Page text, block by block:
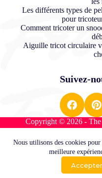
Nous utilisons des cookies
meilleure
Accepter
Les différents types de
pour
Comment tricoter un
Aiguille tricot circulaire
Suivez-
Copyright © 2026 - The
Conditions